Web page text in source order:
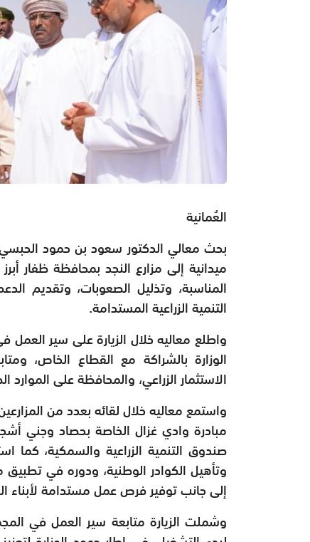
العُمانية
بحث معالي الدكتور سعود بن حمود الحبسي،
ميدانية إلى مزارع النجد بمحافظة ظفار
المناسبة، وتذليل الصعوبات، وتقديم
التنمية الزراعية المستدامة.
واطلع معاليه خلال الزيارة على سير
الوزارة بالشراكة مع القطاع الخاص،
الاستثمار الزراعي، والمحافظة على الموارد
واستمع معاليه خلال لقائه بعدد من
مبادرة وادي غزال الخاصة بحصاد وجني
صندوق التنمية الزراعية والسمكية،
وتأهيل الكوادر الوطنية، ودوره في
إلى جانب توفير فرص عمل مستدامة لأبناء
وشملت الزيارة متابعة سير العمل في